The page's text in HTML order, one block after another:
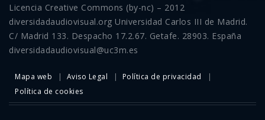
Licencia Creative Commons (by-nc) – 2012
diversidadaudiovisual.org Universidad Carlos III de Madrid.
C/ Madrid 133. Despacho 17.2.67. Getafe. 28903. España
diversidadaudiovisual@uc3m.es
Mapa web Aviso Legal
Política de privacidad
Política de cookies